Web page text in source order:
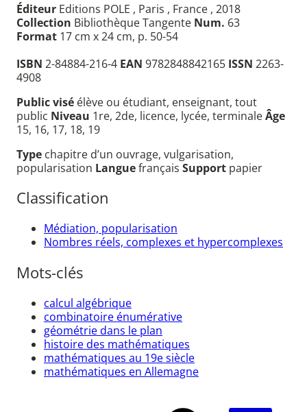
Éditeur Editions POLE , Paris , France , 2018
Collection Bibliothèque Tangente Num. 63
Format 17 cm x 24 cm, p. 50-54
ISBN 2-84884-216-4 EAN 9782848842165 ISSN 2263-
4908
Public visé élève ou étudiant, enseignant, tout
public Niveau 1re, 2de, licence, lycée, terminaleÂge
15, 16, 17, 18, 19
Type chapitre d’un ouvrage, vulgarisation,
popularisation Languefrançais Support papier
Classification
Médiation, popularisation
Nombres réels, complexes et hypercomplexes
Mots-clés
calcul algébrique
combinatoire énumérative
géométrie dans le plan
histoire des mathématiques
mathématiques au 19e siècle
mathématiques en Allemagne